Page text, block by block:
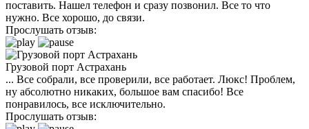
поставить. Нашел телефон и сразу позвонил. Все то что
нужно. Все хорошо, до связи.
Прослушать отзыв:
Грузовой порт Астрахань
... Все собрали, все проверили, все работает. Люкс! Проблем,
ну абсолютно никаких, большое вам спасибо! Все
понравилось, все исключительно.
Прослушать отзыв: